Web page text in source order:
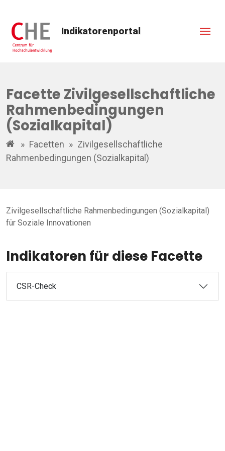
Indikatorenportal
Facette Zivilgesellschaftliche
Rahmenbedingungen
(Sozialkapital)
» Facetten » Zivilgesellschaftliche
Rahmenbedingungen (Sozialkapital)
Zivilgesellschaftliche Rahmenbedingungen (Sozialkapital)
für Soziale Innovationen
Indikatoren für diese Facette
CSR-Check